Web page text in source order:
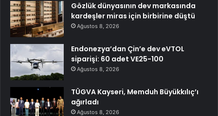
Gözlük dünyasının dev markasında
kardeşler miras için birbirine düştü
Ağustos 8, 2026
Endonezya’dan Çin’e dev eVTOL
siparişi: 60 adet VE25-100
Ağustos 8, 2026
TÜGVA Kayseri, Memduh Büyükkılıç’ı
ağırladı
Ağustos 8, 2026